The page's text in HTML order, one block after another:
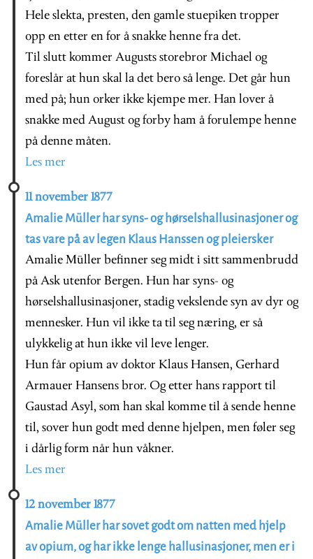
Hele slekta, presten, den gamle stuepiken tropper
opp en etter en for å snakke henne fra det.
Til slutt kommer Augusts storebror Michael og
foreslår at hun skal la det bero så lenge. Det går hun
med på; hun orker ikke kjempe mer. Han lover å
snakke med August og forby ham å forulempe henne
på denne måten.
Les mer
11 november 1877
Amalie Müller har syns- og hørselshallusinasjoner og
tas vare på av legen Klaus Hanssen og pleiersker
Amalie Müller befinner seg midt i sitt sammenbrudd
på Ask utenfor Bergen. Hun har syns- og
hørselshallusinasjoner, stadig vekslende syn av dyr og
mennesker. Hun vil ikke ta til seg næring, er så
ulykkelig at hun ikke vil leve lenger.
Hun får opium av doktor Klaus Hansen, Gerhard
Armauer Hansens bror. Og etter hans rapport til
Gaustad Asyl, som han skal komme til å sende henne
til, sover hun godt med denne hjelpen, men føler seg
i dårlig form når hun våkner.
Les mer
12 november 1877
Amalie Müller har sovet godt om natten med hjelp
av opium, og har ikke lenge hallusinasjoner, men er i